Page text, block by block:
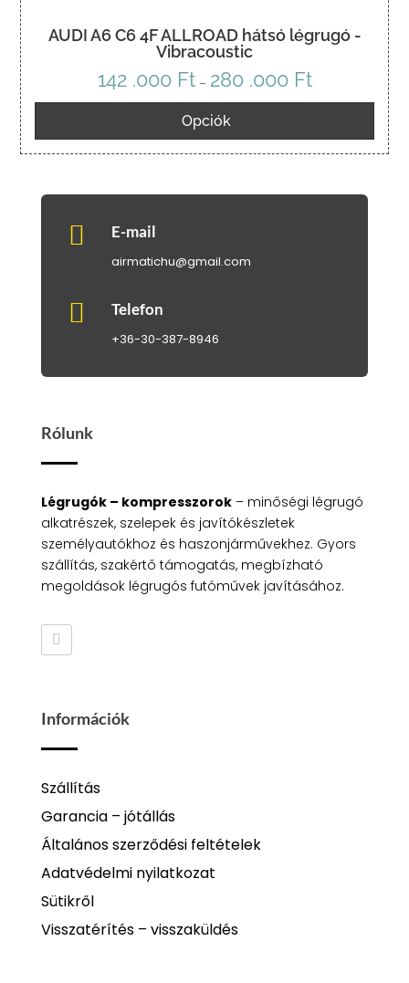
AUDI A6 C6 4F ALLROAD hátsó légrugó -
Vibracoustic
142 .000 Ft – 280 .000 FtÁrtartomány:
142
-
Opciók
 E-mail
airmatichu@gmail.com
 Telefon
+36-30-387-8946
Rólunk
Légrugók – kompresszorok– minőségi légrugó
alkatrészek, szelepek és javítókészletek
személyautókhoz és haszonjárművekhez. Gyors
szállítás, szakértő támogatás, megbízható
megoldások légrugós futóművek javításához.
Információk
Szállítás
Garancia – jótállás
Általános szerződési feltételek
Adatvédelmi nyilatkozat
Sütikről
Visszatérítés – visszaküldés